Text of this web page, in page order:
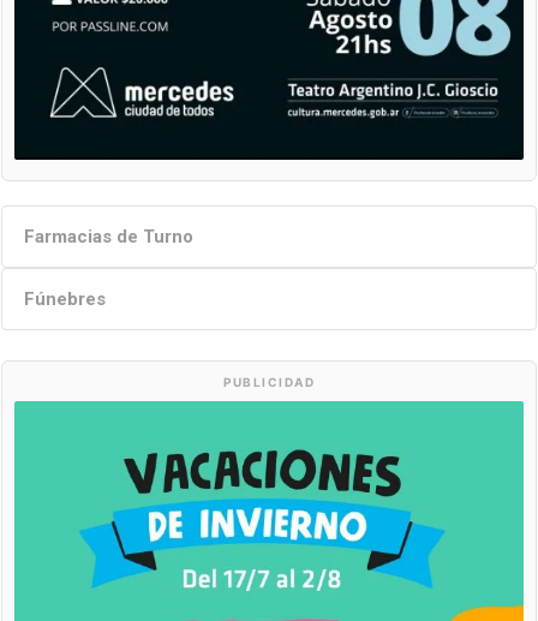
Farmacias de Turno
Fúnebres
PUBLICIDAD